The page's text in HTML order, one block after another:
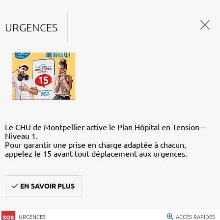
URGENCES
Le CHU de Montpellier active le Plan Hôpital en Tension –
Niveau 1.
Pour garantir une prise en charge adaptée à chacun,
appelez le 15 avant tout déplacement aux urgences.
EN SAVOIR PLUS
URGENCES ACCÈS RAPIDES